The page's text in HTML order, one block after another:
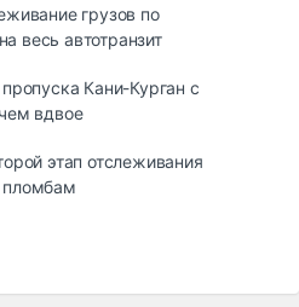
грузов по
весь автотранзит
Кани-Курган с
вдвое
этап отслеживания
пломбам